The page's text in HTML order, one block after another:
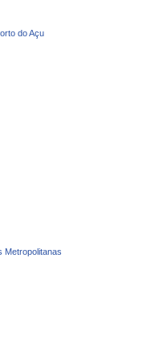
do Açu
Metropolitanas